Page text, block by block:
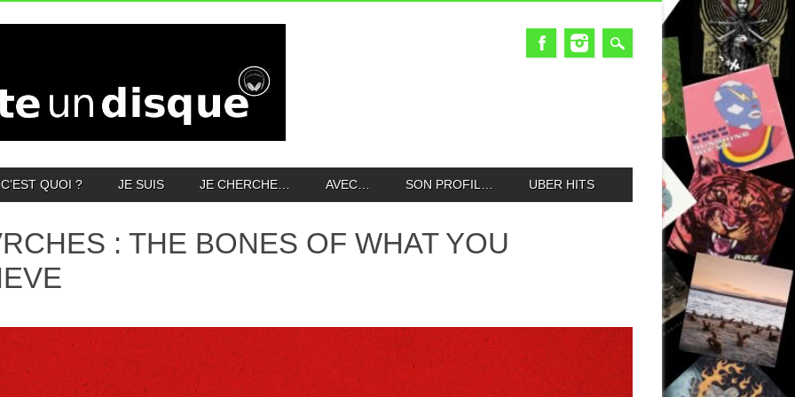
QUOI ? JE SUIS JE CHERCHE… AVEC… SON PROFIL… UBER HITS
: THE BONES OF WHAT YOU